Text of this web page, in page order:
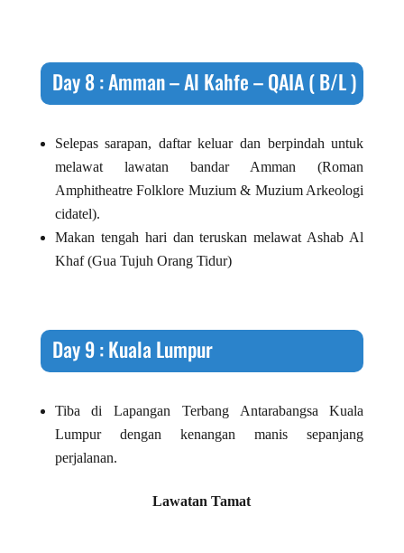
Day 8 : Amman – Al Kahfe – QAIA ( B/L )
Selepas sarapan, daftar keluar dan berpindah untuk
melawat lawatan bandar Amman (Roman
Amphitheatre Folklore Muzium & Muzium Arkeologi
cidatel).
Makan tengah hari dan teruskan melawat Ashab Al
Khaf (Gua Tujuh Orang Tidur)
Day 9 : Kuala Lumpur
Tiba di Lapangan Terbang Antarabangsa Kuala
Lumpur dengan kenangan manis sepanjang
perjalanan.
Lawatan Tamat